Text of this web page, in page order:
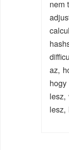
nem
az,
lesz,
lesz,